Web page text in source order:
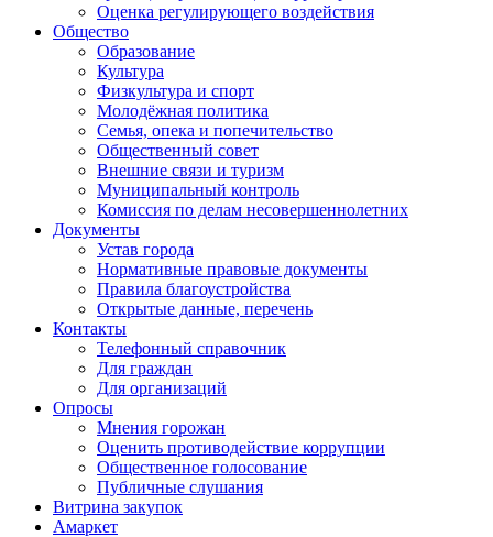
Оценка регулирующего воздействия
Общество
Образование
Культура
Физкультура и спорт
Молодёжная политика
Семья, опека и попечительство
Общественный совет
Внешние связи и туризм
Муниципальный контроль
Комиссия по делам несовершеннолетних
Документы
Устав города
Нормативные правовые документы
Правила благоустройства
Открытые данные, перечень
Контакты
Телефонный справочник
Для граждан
Для организаций
Опросы
Мнения горожан
Оценить противодействие коррупции
Общественное голосование
Публичные слушания
Витрина закупок
Амаркет